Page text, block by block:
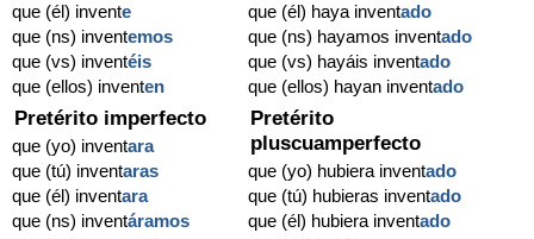
que (él) invente
que (ns) inventemos
que (vs) inventéis
que (ellos) inventen
que (él) haya inventado
que (ns) hayamos inventado
que (vs) hayáis inventado
que (ellos) hayan inventado
Pretérito imperfecto
que (yo) inventara
que (tú) inventaras
que (él) inventara
que (ns) inventáramos
Pretérito
pluscuamperfecto
que (yo) hubiera inventado
que (tú) hubieras inventado
que (él) hubiera inventado